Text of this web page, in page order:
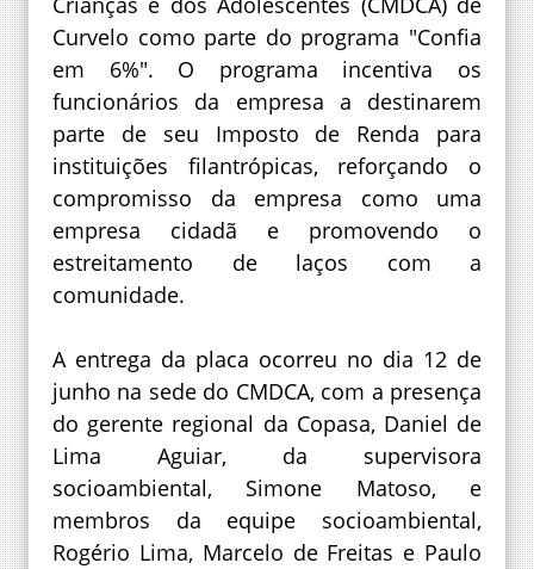
Curvelo como parte do programa "Confia
em 6%". O programa incentiva os
funcionários da empresa a destinarem
parte de seu Imposto de Renda para
instituições filantrópicas, reforçando o
compromisso da empresa como uma
empresa cidadã e promovendo o
estreitamento de laços com a
comunidade.
A entrega da placa ocorreu no dia 12 de
junho na sede do CMDCA, com a presença
do gerente regional da Copasa, Daniel de
Lima Aguiar, da supervisora
socioambiental, Simone Matoso, e
membros da equipe socioambiental,
Rogério Lima, Marcelo de Freitas e Paulo